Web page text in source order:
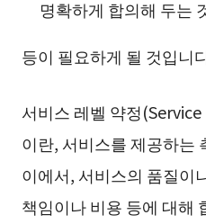
명확하게 합의해 두는
등이 필요하게 될 것입니
서비스 레벨 약정
이란, 서비스를 제공하는
이에서, 서비스의 품질이
책임이나 비용 등에 대해